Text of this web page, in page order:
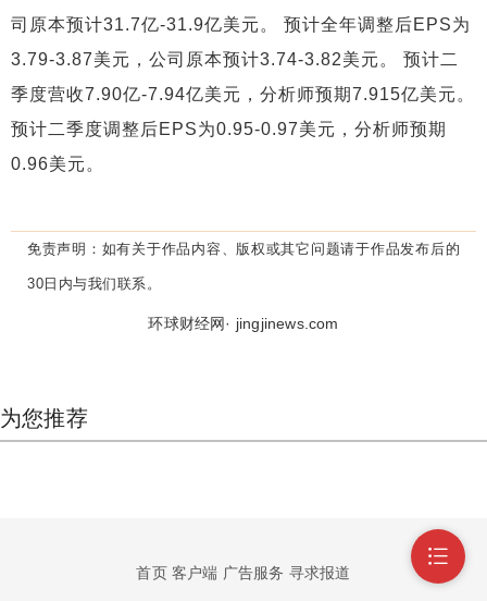
司原本预计31.7亿-31.9亿美元。 预计全年调整后EPS为
3.79-3.87美元，公司原本预计3.74-3.82美元。 预计二
季度营收7.90亿-7.94亿美元，分析师预期7.915亿美元。
预计二季度调整后EPS为0.95-0.97美元，分析师预期
0.96美元。
免责声明： 如有关于作品内容、版权或其它问题请于作品发布后的
30日内与我们联系。
环球财经网· jingjinews.com
为您推荐
首页 客户端 广告服务 寻求报道